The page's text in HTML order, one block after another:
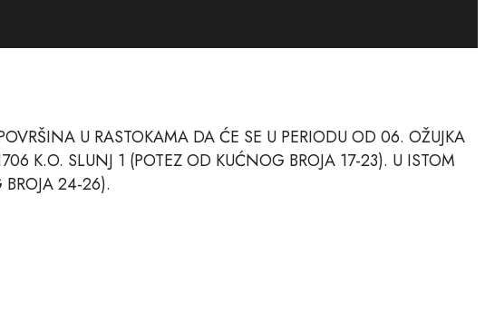
U RASTOKAMA DA ĆE SE U PERIODU OD 06. OŽUJKA
K.O. SLUNJ 1 (POTEZ OD KUĆNOG BROJA 17-23). U ISTOM
BROJA 24-26).